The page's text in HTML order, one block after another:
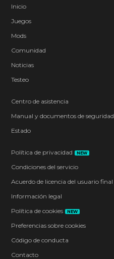
Inicio
Juegos
Mods
Comunidad
Noticias
Testeo
Centro de asistencia
Manual y documentos de seguridad
Estado
Política de privacidad NEW
Condiciones del servicio
Acuerdo de licencia del usuario final
Información legal
Política de cookies
NEW
Preferencias sobre cookies
Código de conducta
Contacto